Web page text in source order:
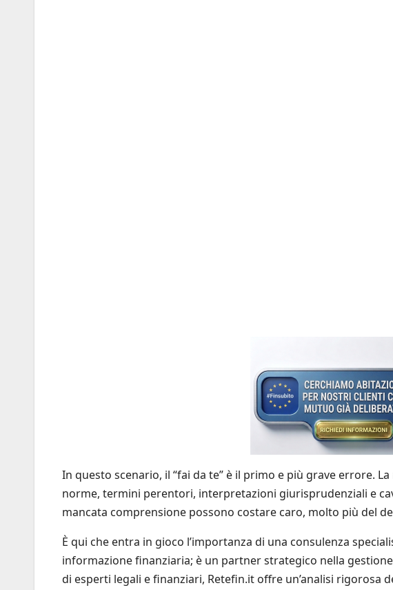
In questo scenario, il “fai da te” è il primo e più grave errore.
norme, termini perentori, interpretazioni giurisprudenziali e
mancata comprensione possono costare caro, molto più del
È qui che entra in gioco l’importanza di una consulenza
informazione finanziaria; è un partner strategico nella
di esperti legali e finanziari, Retefin.it offre un’analisi rigorosa